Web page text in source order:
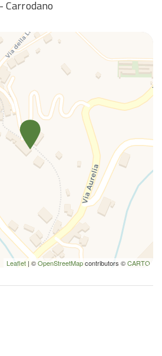
Carrodano
Leaflet | ©OpenStreetMapcontributors ©CARTO